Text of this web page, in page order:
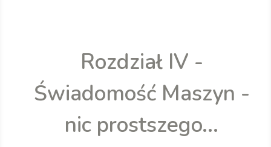
Rozdział IV -
Świadomość Maszyn -
nic prostszego...